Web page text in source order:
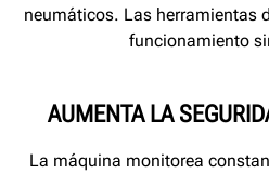
neumáticos. Las herramientas
funcionamiento
AUMENTA LA
La máquina monitorea